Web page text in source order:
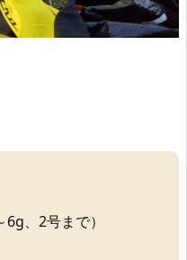
6g、2号まで）